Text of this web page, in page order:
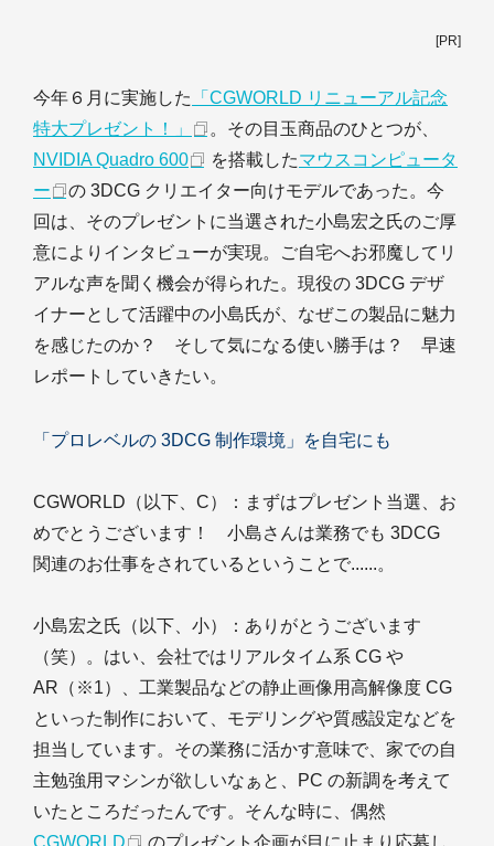
[PR]
今年６月に実施した
「CGWORLD リニューアル記念
特大プレゼント！」
。その目玉商品のひとつが、
NVIDIA Quadro 600
を搭載したマウスコンピュータ
ー
の 3DCG クリエイター向けモデルであった。今
回は、そのプレゼントに当選された小島宏之氏のご厚
意によりインタビューが実現。ご自宅へお邪魔してリ
アルな声を聞く機会が得られた。現役の 3DCG デザ
イナーとして活躍中の小島氏が、なぜこの製品に魅力
を感じたのか？ そして気になる使い勝手は？ 早速
レポートしていきたい。
「プロレベルの 3DCG 制作環境」を自宅にも
CGWORLD（以下、C）
：まずはプレゼント当選、お
めでとうございます！ 小島さんは業務でも 3DCG
関連のお仕事をされているということで......。
小島宏之氏（以下、小）
：ありがとうございます
（笑）。はい、会社ではリアルタイム系 CG や
AR（※1）、工業製品などの静止画像用高解像度 CG
といった制作において、モデリングや質感設定などを
担当しています。その業務に活かす意味で、家での自
主勉強用マシンが欲しいなぁと、PC の新調を考えて
いたところだったんです。そんな時に、偶然
CGWORLD
のプレゼント企画が目に止まり応募し